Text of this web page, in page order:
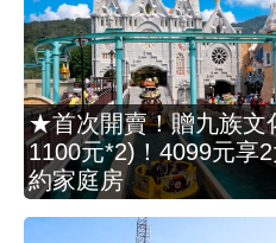
★首次開賣！贈九族文
1100元*2)！4099元享
約家庭房